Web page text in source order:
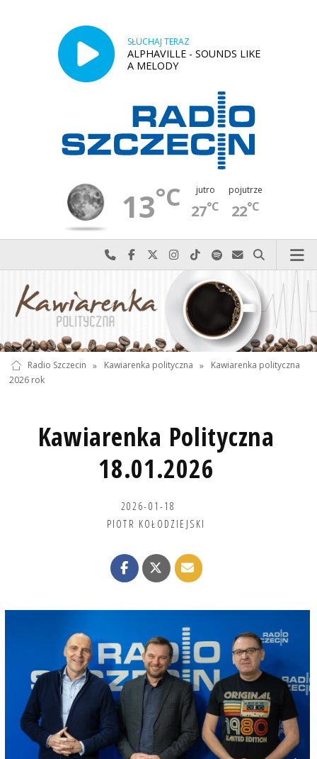
SŁUCHAJ TERAZ
ALPHAVILLE - SOUNDS LIKE
A MELODY
13°C jutro
27°C
pojutrze
22°C
Najlepiej po prostu do nas zadzwoń
Odwiedź nas na Facebook-u
Odwiedź nas na X
Odwiedź nas na Instagram-ie
Odwiedź nas na TikTok-u
Szukaj nas na Spotify
Wyślij do nas
Szukaj
Radio Szczecin » Kawiarenka polityczna »
Kawiarenka polityczna
2026 rok
Kawiarenka Polityczna
18.01.2026
2026-01-18
PIOTR KOŁODZIEJSKI